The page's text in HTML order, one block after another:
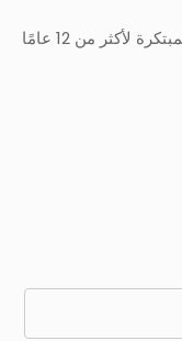
لأكثر من 12 عامًا